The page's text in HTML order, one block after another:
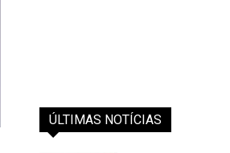
ÚLTIMAS NOTÍCIAS